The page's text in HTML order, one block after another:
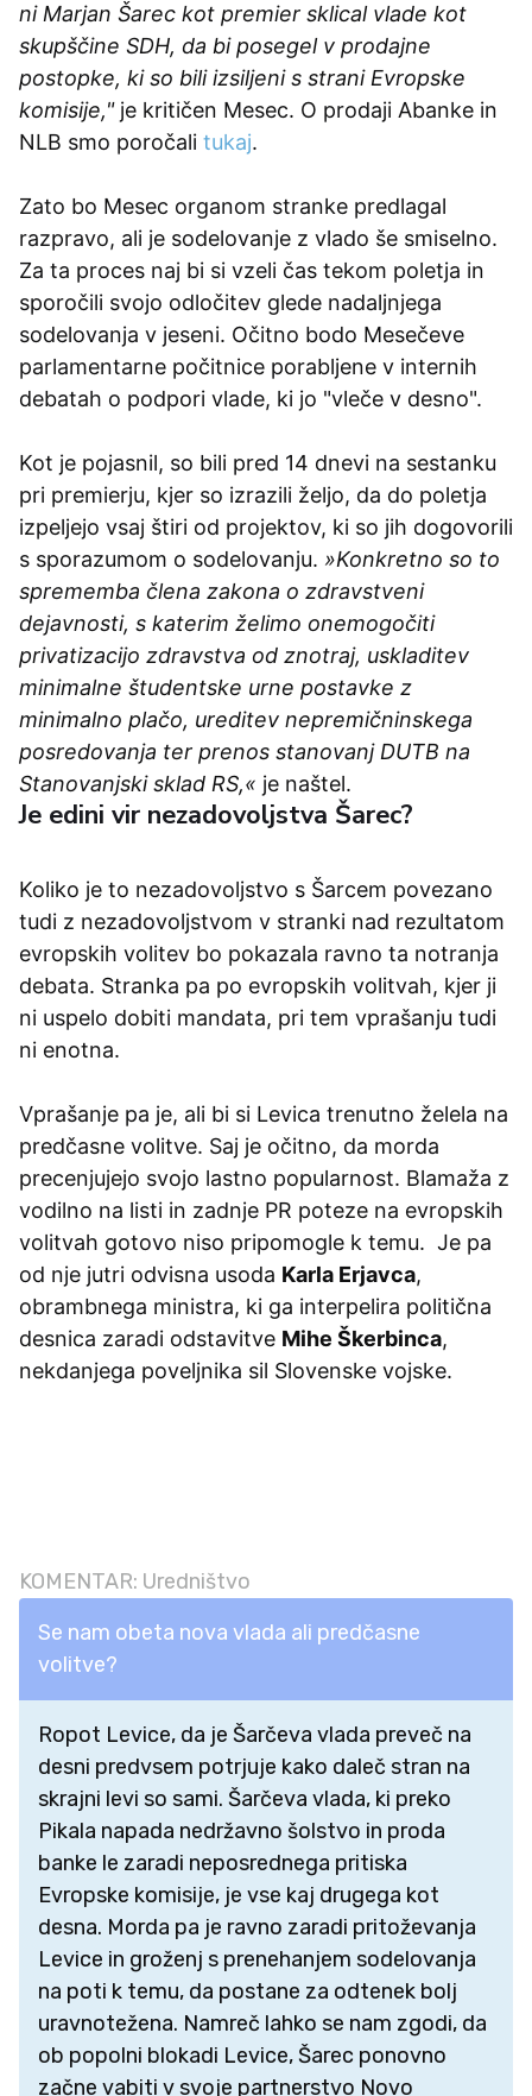
ni Marjan Šarec kot premier sklical vlade kot
skupščine SDH, da bi posegel v prodajne
postopke, ki so bili izsiljeni s strani Evropske
komisije,"je kritičen Mesec. O prodaji Abanke in
NLB smo poročali tukaj.
Zato bo Mesec organom stranke predlagal
razpravo, ali je sodelovanje z vlado še smiselno.
Za ta proces naj bi si vzeli čas tekom poletja in
sporočili svojo odločitev glede nadaljnjega
sodelovanja v jeseni. Očitno bodo Mesečeve
parlamentarne počitnice porabljene v internih
debatah o podpori vlade, ki jo "vleče v desno".
Kot je pojasnil, so bili pred 14 dnevi na sestanku
pri premierju, kjer so izrazili željo, da do poletja
izpeljejo vsaj štiri od projektov, ki so jih dogovorili
s sporazumom o sodelovanju. »Konkretno so to
sprememba člena zakona o zdravstveni
dejavnosti, s katerim želimo onemogočiti
privatizacijo zdravstva od znotraj, uskladitev
minimalne študentske urne postavke z
minimalno plačo, ureditev nepremičninskega
posredovanja ter prenos stanovanj DUTB na
Stanovanjski sklad RS,« je naštel.
Je edini vir nezadovoljstva Šarec?
Koliko je to nezadovoljstvo s Šarcem povezano
tudi z nezadovoljstvom v stranki nad rezultatom
evropskih volitev bo pokazala ravno ta notranja
debata. Stranka pa po evropskih volitvah, kjer ji
ni uspelo dobiti mandata, pri tem vprašanju tudi
ni enotna.
Vprašanje pa je, ali bi si Levica trenutno želela na
predčasne volitve. Saj je očitno, da morda
precenjujejo svojo lastno popularnost. Blamaža z
vodilno na listi in zadnje PR poteze na evropskih
volitvah gotovo niso pripomogle k temu. Je pa
od nje jutri odvisna usoda Karla Erjavca,
obrambnega ministra, ki ga interpelira politična
desnica zaradi odstavitve Mihe Škerbinca,
nekdanjega poveljnika sil Slovenske vojske.
KOMENTAR: Uredništvo
Se nam obeta nova vlada ali predčasne
volitve?
Ropot Levice, da je Šarčeva vlada preveč na
desni predvsem potrjuje kako daleč stran na
skrajni levi so sami. Šarčeva vlada, ki preko
Pikala napada nedržavno šolstvo in proda
banke le zaradi neposrednega pritiska
Evropske komisije, je vse kaj drugega kot
desna. Morda pa je ravno zaradi pritoževanja
Levice in groženj s prenehanjem sodelovanja
na poti k temu, da postane za odtenek bolj
uravnotežena. Namreč lahko se nam zgodi, da
ob popolni blokadi Levice, Šarec ponovno
začne vabiti v svoje partnerstvo Novo